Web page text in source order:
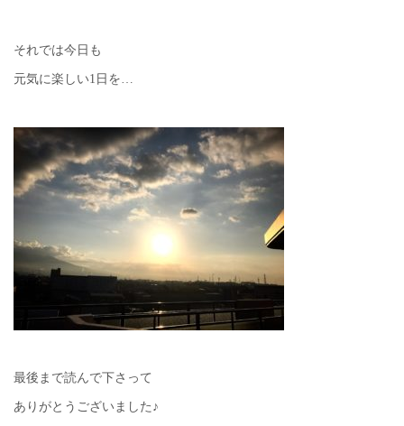
それでは今日も
元気に楽しい1日を…
最後まで読んで下さって
ありがとうございました♪